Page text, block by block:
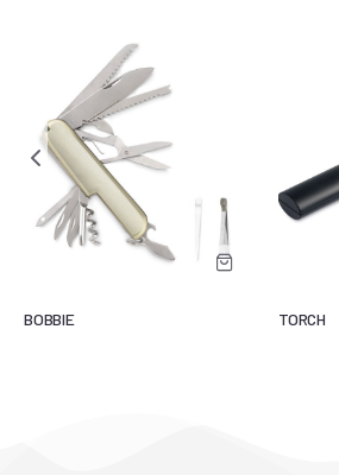
BOBBIE TORCH